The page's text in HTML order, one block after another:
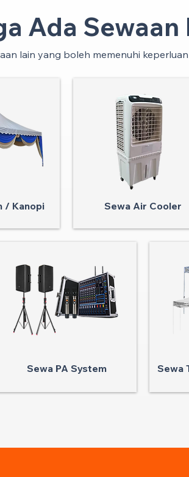
Ada Sewaan
lain yang boleh memenuhi
/ Kanopi Sewa Air Cooler
Sewa PA System Sewa